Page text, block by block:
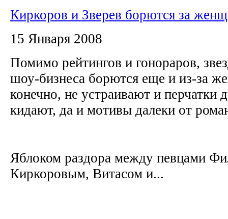
Киркоров и Зверев борются за
15 Января 2008
Помимо рейтингов и гонораров,
шоу-бизнеса борются еще и из-за
конечно, не устраивают и перчатки
кидают, да и мотивы далеки от
Яблоком раздора между певцами
Киркоровым, Витасом и...